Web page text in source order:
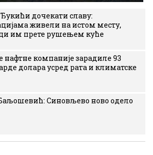
дочекати славу:
живели на истом месту,
им прете рушењем куће
нафтне компаније зарадиле 93
долара усред рата и климатске
Синовљево ново одело